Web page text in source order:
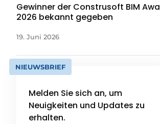
Gewinner der Construsoft BIM
2026 bekannt gegeben
19. Juni 2026
NIEUWSBRIEF
Melden Sie sich an, um
Neuigkeiten und Updates zu
erhalten.